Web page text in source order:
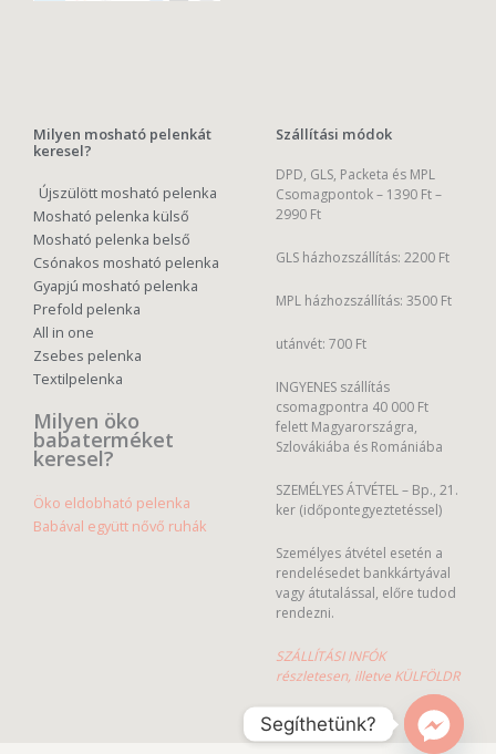
Milyen mosható pelenkát
keresel?
Újszülött mosható pelenka
Mosható pelenka külső
Mosható pelenka belső
Csónakos mosható pelenka
Gyapjú mosható pelenka
Prefold pelenka
All in one
Zsebes pelenka
Textilpelenka
Milyen öko
babaterméket
keresel?
Öko eldobható pelenka
Babával együtt nővő ruhák
Szállítási módok
DPD, GLS, Packeta és MPL
Csomagpontok – 1390 Ft –
2990 Ft
GLS házhozszállítás: 2200 Ft
MPL házhozszállítás: 3500 Ft
utánvét: 700 Ft
INGYENES szállítás
csomagpontra 40 000 Ft
felett Magyarországra,
Szlovákiába és Romániába
SZEMÉLYES ÁTVÉTEL – Bp., 21.
ker (időpontegyeztetéssel)
Személyes átvétel esetén a
rendelésedet bankkártyával
vagy átutalással, előre tudod
rendezni.
SZÁLLÍTÁSI INFÓK
részletesen, illetve KÜLFÖLDR
Segíthetünk?